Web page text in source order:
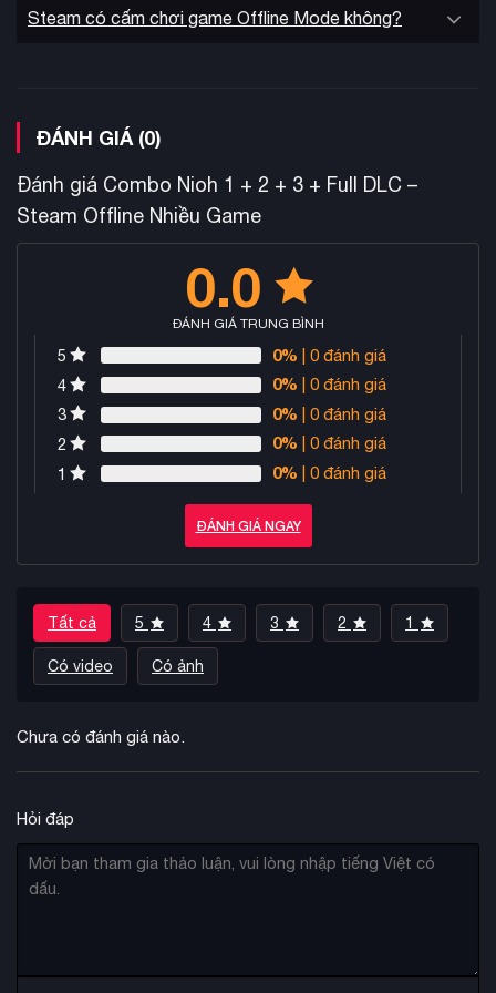
Cam kết: Không ảnh hưởng đến tài khoản cá nhân của
Steam có cấm chơi game Offline Mode không?
ĐÁNH GIÁ (0)
Đánh giá Combo Nioh 1 + 2 + 3 + Full DLC –
Steam Offline Nhiều Game
0.0
ĐÁNH GIÁ TRUNG BÌNH
5 0% | 0 đánh giá
4
0% | 0 đánh giá
3
0% | 0 đánh giá
2
0% | 0 đánh giá
1
0% | 0 đánh giá
ĐÁNH GIÁ NGAY
Tất cả 5 4 3 2 1
Có video Có ảnh
Chưa có đánh giá nào.
Hỏi đáp